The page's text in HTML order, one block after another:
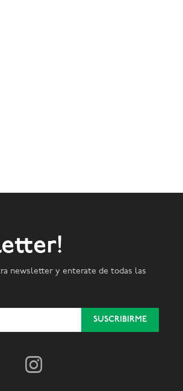
newsletter y enterate de todas las
SUSCRIBIRME
